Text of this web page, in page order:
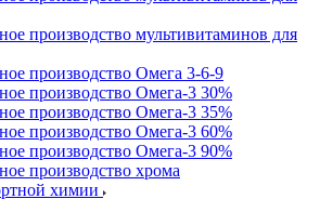
производство мультивитаминов для
производство Омега 3-6-9
производство Омега-3 30%
производство Омега-3 35%
производство Омега-3 60%
производство Омега-3 90%
производство хрома
химии